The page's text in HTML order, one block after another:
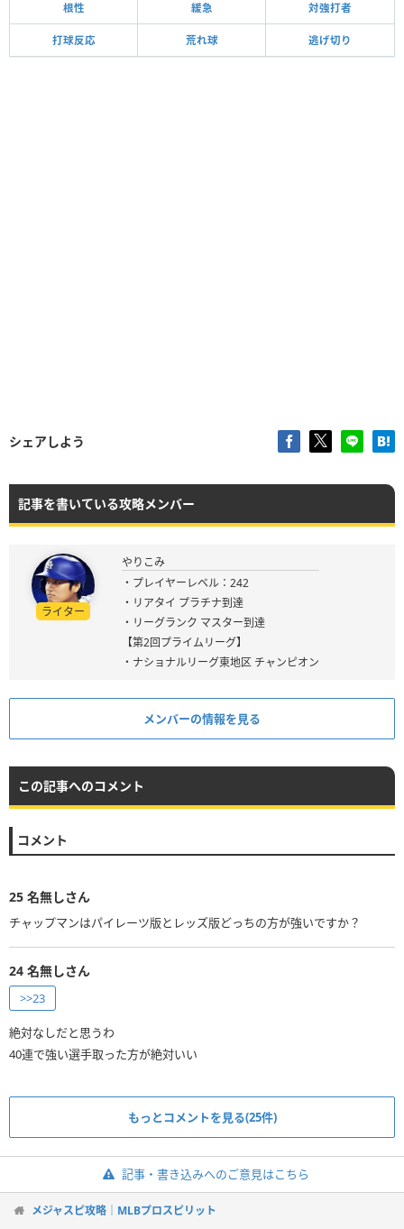
根性 緩急 対強打者
打球反応 荒れ球 逃げ切り
シェアしよう
記事を書いている攻略メンバー
ライター
やりこみ
・プレイヤーレベル：242
・リアタイ プラチナ到達
・リーグランク マスター到達
【第2回プライムリーグ】
・ナショナルリーグ東地区 チャンピオン
メンバーの情報を見る
この記事へのコメント
コメント
25 名無しさん
チャップマンはパイレーツ版とレッズ版どっちの方が強いですか？
24 名無しさん
>>23
絶対なしだと思うわ
40連で強い選手取った方が絶対いい
もっとコメントを見る(25件)
記事・書き込みへのご意見はこちら
メジャスピ攻略｜MLBプロスピリット